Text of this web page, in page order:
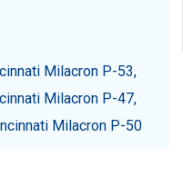
Milacron P-53,
Milacron P-47,
Milacron P-50